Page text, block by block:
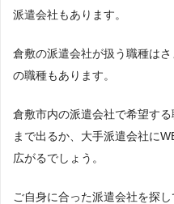
派遣会社もあります。
倉敷の派遣会社が扱う職種は
の職種もあります。
倉敷市内の派遣会社で希望す
まで出るか、大手派遣会社に
広がるでしょう。
ご自身に合った派遣会社を探し